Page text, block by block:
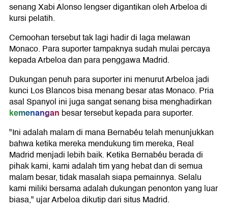
senang Xabi Alonso lengser digantikan oleh Arbeloa di
kursi pelatih.
Cemoohan tersebut tak lagi hadir di laga melawan
Monaco. Para suporter tampaknya sudah mulai percaya
kepada Arbeloa dan para penggawa Madrid.
Dukungan penuh para suporter ini menurut Arbeloa jadi
kunci Los Blancos bisa menang besar atas Monaco. Pria
asal Spanyol ini juga sangat senang bisa menghadirkan
kemenangan besar tersebut kepada para suporter.
"Ini adalah malam di mana Bernabéu telah menunjukkan
bahwa ketika mereka mendukung tim mereka, Real
Madrid menjadi lebih baik. Ketika Bernabéu berada di
pihak kami, kami adalah tim yang hebat dan di semua
malam besar, tidak masalah siapa pemainnya. Selalu
kami miliki bersama adalah dukungan penonton yang luar
biasa," ujar Arbeloa dikutip dari situs Madrid.